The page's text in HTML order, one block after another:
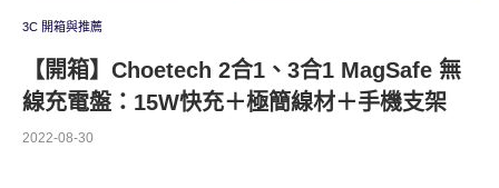
3C 開箱與推薦
【開箱】Choetech 2合1、3合1 MagSafe 無
線充電盤：15W快充＋極簡線材＋手機支架
2022-08-30